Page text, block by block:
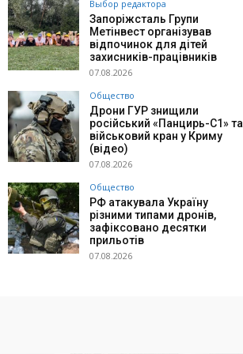
Выбор редактора
Запоріжсталь Групи
Метінвест організував
відпочинок для дітей
захисників-працівників
07.08.2026
Общество
Дрони ГУР знищили
російський «Панцирь-С1» та
військовий кран у Криму
(відео)
07.08.2026
Общество
РФ атакувала Україну
різними типами дронів,
зафіксовано десятки
прильотів
07.08.2026